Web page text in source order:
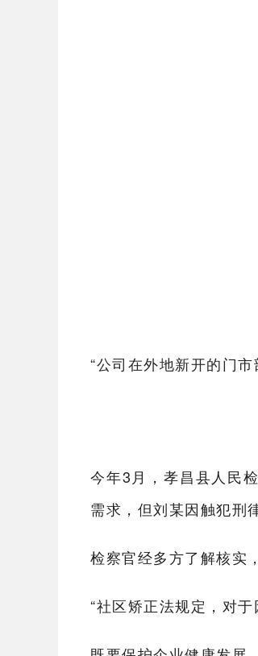
“公司在外地新开的门
今年3月，孝昌县人民
需求，但刘某因触犯刑
检察官经多方了解核实
“社区矫正法规定，对